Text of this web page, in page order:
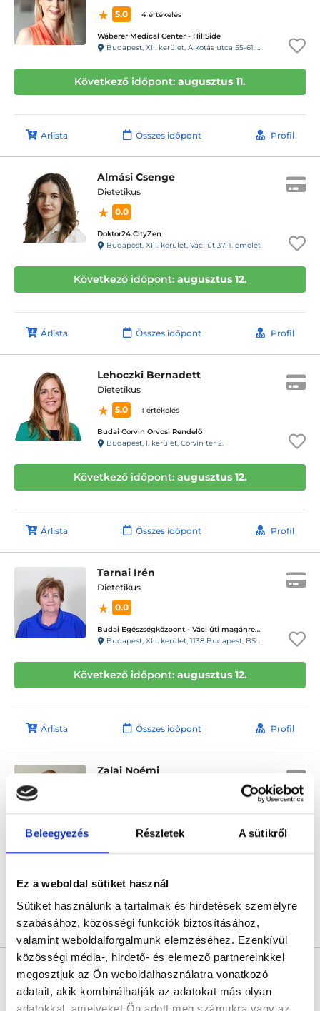
Beleegyezés Részletek A sütikről
Ez a weboldal sütiket használ
Sütiket használunk a tartalmak és hirdetések személyre
szabásához, közösségi funkciók biztosításához,
valamint weboldalforgalmunk elemzéséhez. Ezenkívül
közösségi média-, hirdető- és elemező partnereinkkel
megosztjuk az Ön weboldalhasználatra vonatkozó
adatait, akik kombinálhatják az adatokat más olyan
5.0
4 értékelés
Wáberer Medical Center - HillSide
Budapest, XII. kerület, Alkotás utca 55-61. Hillside
Következő időpont: augusztus 11.
Árlista Összes időpont Profil
Almási Csenge
Dietetikus
0.0
Doktor24 CityZen
Budapest, XIII. kerület, Váci út 37. 1. emelet
Következő időpont: augusztus 12.
Árlista Összes időpont Profil
Lehoczki Bernadett
Dietetikus
5.0
1 értékelés
Budai Corvin Orvosi Rendelő
Budapest, I. kerület, Corvin tér 2.
Következő időpont: augusztus 12.
Árlista Összes időpont Profil
Tarnai Irén
Dietetikus
0.0
Budai Egészségközpont - Váci úti magánrendelők
Budapest, XIII. kerület, 1138 Budapest, BSR Center, Váci út 135-139.
Következő időpont: augusztus 12.
Árlista Összes időpont Profil
Zalai Noémi
Emineo Magánkórház
Budapest, I. kerület, Hegyalja út 7-13.
Árlista Összes időpont
Hollósi Edit
0.0